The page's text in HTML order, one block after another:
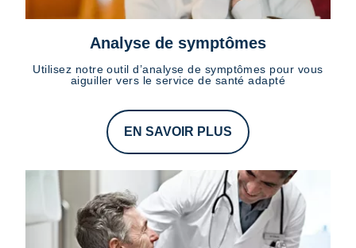
Analyse de symptômes
Utilisez notre outil d’analyse de symptômes pour vous
aiguiller vers le service de santé adapté
EN SAVOIR PLUS